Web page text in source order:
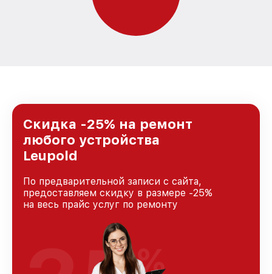
Скидка -25% на ремонт
любого устройства
Leupold
По предварительной записи с сайта,
предоставляем скидку в размере -25%
на весь прайс услуг по ремонту
%